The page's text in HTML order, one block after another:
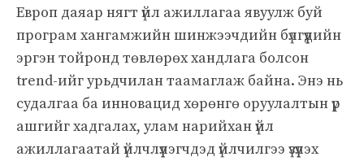
Европ даяар нягт үйл ажиллагаа явуулж буй
програм хангамжийн шинжээчдийн бүлгүүдийн
эргэн тойронд төвлөрөх хандлага болсон
trend-ийг урьдчилан таамаглаж байна. Энэ нь
судалгаа ба инновацид хөрөнгө оруулалтын үр
ашгийг хадгалах, улам нарийхан үйл
ажиллагаатай үйлчлүүлэгчдэд үйлчилгээ үзүүлэх